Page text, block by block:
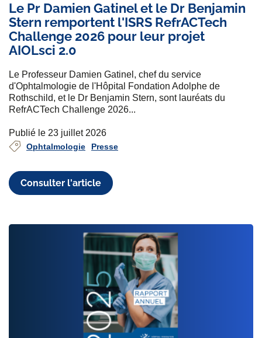
Le Pr Damien Gatinel et le Dr Benjamin
Stern remportent l'ISRS RefrACTech
Challenge 2026 pour leur projet
AIOLsci 2.0
Le Professeur Damien Gatinel, chef du service
d'Ophtalmologie de l'Hôpital Fondation Adolphe de
Rothschild, et le Dr Benjamin Stern, sont lauréats du
RefrACTech Challenge 2026...
Publié le 23 juillet 2026
Ophtalmologie Presse
Consulter l'article